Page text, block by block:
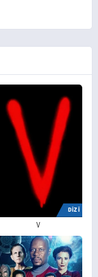
DİZİ
V